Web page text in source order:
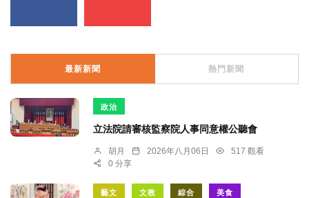
最新新聞 熱門新聞
政治
立法院請審核監察院人事同意權公聽會
胡月 2026年八月06日
517 觀看
0 分享
藝文 文教 綜合 美食